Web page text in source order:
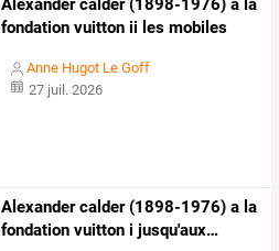
Alexander calder (1898-1976) a la
fondation vuitton ii les mobiles
Anne Hugot Le Goff
27 juil. 2026
Alexandercalder(1898-1976) a la
fondation vuitton i jusqu'aux…